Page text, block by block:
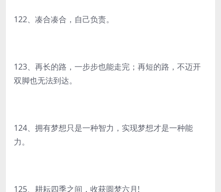
122、凑合凑合，自己负责。
123、再长的路，一步步也能走完；再短的路，不迈开
双脚也无法到达。
124、拥有梦想只是一种智力，实现梦想才是一种能
力。
125、耕耘四季之间，收获圆梦六月!